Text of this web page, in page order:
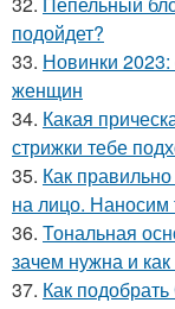
подойдет?
33. Новинки
женщин
34. Какая
стрижки тебе
35. Как
на лицо. Наносим
36. Тональная
зачем нужна и
37. Как